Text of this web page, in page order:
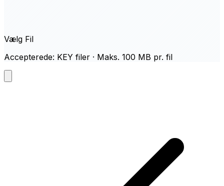
Vælg Fil
Accepterede: KEY filer · Maks. 100 MB pr. fil